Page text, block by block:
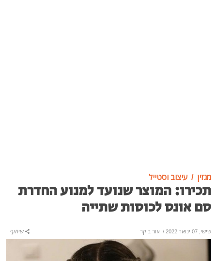
מגזין עיצוב וסטייל
תכירו: המוצר שנועד למנוע החדרת
סם אונס לכוסות שתייה
שישי, 07 ינואר 2022 / אור בוקר שיתוף